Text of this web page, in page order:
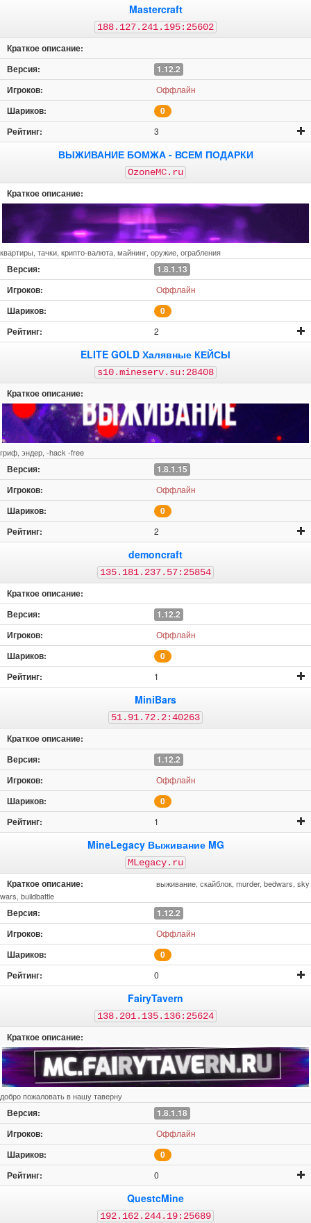
Mastercraft
188.127.241.195:25602
1.12.2
Оффлайн
0
3
ВЫЖИВАНИЕ БОМЖА - ВСЕМ ПОДАРКИ
OzoneMC.ru
квартиры, тачки, крипто-валюта, майнинг, оружие, ограбления
1.8.1.13
Оффлайн
0
2
ELITE GOLD Халявные КЕЙСЫ
s10.mineserv.su:28408
гриф, эндер, -hack -free
1.8.1.15
Оффлайн
0
2
demoncraft
135.181.237.57:25854
1.12.2
Оффлайн
0
1
MiniBars
51.91.72.2:40263
1.12.2
Оффлайн
0
1
MineLegacy Выживание MG
MLegacy.ru
выживание, скайблок, murder, bedwars, sky
wars, buildbattle
1.12.2
Оффлайн
0
0
FairyTavern
138.201.135.136:25624
добро пожаловать в нашу таверну
1.8.1.18
Оффлайн
0
0
QuestcMine
192.162.244.19:25689